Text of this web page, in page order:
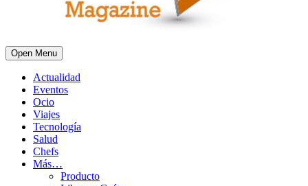
Open Menu
Actualidad
Eventos
Ocio
Viajes
Tecnología
Salud
Chefs
Más…
Producto